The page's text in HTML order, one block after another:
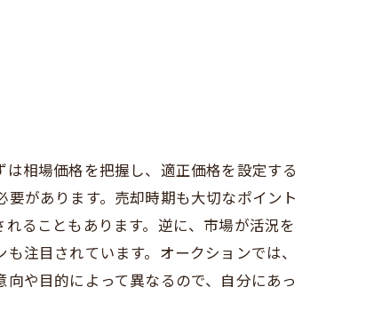
相場価格を把握し、適正価格を設定する
があります。売却時期も大切なポイント
ることもあります。逆に、市場が活況を
注目されています。オークションでは、
や目的によって異なるので、自分にあっ